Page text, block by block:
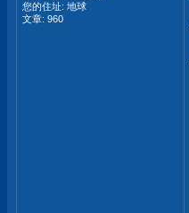
您的住址: 地球
文章: 960